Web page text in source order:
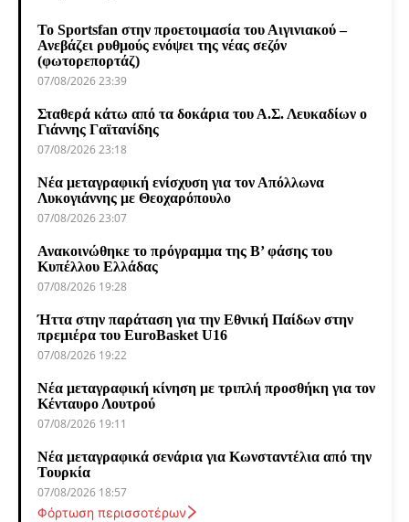
Το Sportsfan στην προετοιμασία του Αιγινιακού –
Ανεβάζει ρυθμούς ενόψει της νέας σεζόν
(φωτορεπορτάζ)
07/08/2026 23:39
Σταθερά κάτω από τα δοκάρια του Α.Σ. Λευκαδίων ο
Γιάννης Γαϊτανίδης
07/08/2026 23:18
Νέα μεταγραφική ενίσχυση για τον Απόλλωνα
Λυκογιάννης με Θεοχαρόπουλο
07/08/2026 23:07
Ανακοινώθηκε το πρόγραμμα της Β’ φάσης του
Κυπέλλου Ελλάδας
07/08/2026 19:28
Ήττα στην παράταση για την Εθνική Παίδων στην
πρεμιέρα του EuroBasket U16
07/08/2026 19:22
Νέα μεταγραφική κίνηση με τριπλή προσθήκη για τον
Κένταυρο Λουτρού
07/08/2026 19:11
Νέα μεταγραφικά σενάρια για Κωνσταντέλια από την
Τουρκία
07/08/2026 18:57
Φόρτωση περισσοτέρων